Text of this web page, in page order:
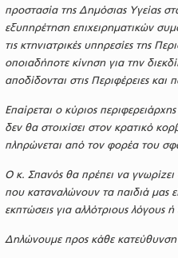
προστασία της Δημόσιας Υγείας
εξυπηρέτηση επιχειρηματικών
τις κτηνιατρικές υπηρεσίες της
οποιαδήποτε κίνηση για την
αποδίδονται στις Περιφέρειες
Επαίρεται ο κύριος
δεν θα στοιχίσει στον κρατικό
πληρώνεται από τον φορέα του
Ο κ. Σπανός θα πρέπει να
που καταναλώνουν τα παιδιά μας
εκπτώσεις για αλλότριους λόγους
Δηλώνουμε προς κάθε κατεύθυνση